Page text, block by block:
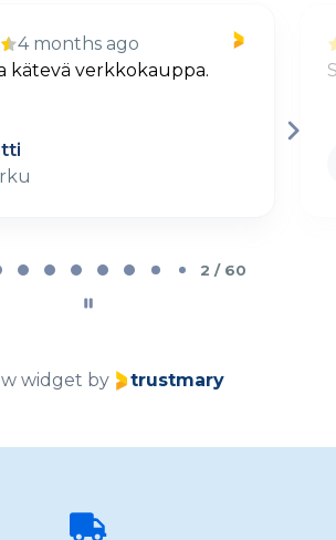
4 months ago
kätevä verkkokauppa.
2 / 60
widget by trustmary